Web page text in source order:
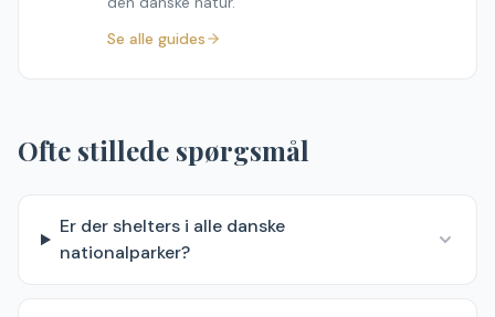
Se alle guides
Ofte stillede spørgsmål
Er der shelters i alle danske
nationalparker?